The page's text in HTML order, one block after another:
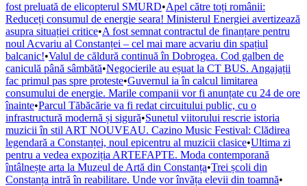
fost preluată de elicopterul SMURD•Apel către toți românii:
Reduceți consumul de energie seara! Ministerul Energiei avertizează
asupra situației critice•A fost semnat contractul de finanțare pentru
noul Acvariu al Constanței – cel mai mare acvariu din spațiul
balcanic!•Valul de căldură continuă în Dobrogea. Cod galben de
caniculă până sâmbătă•Negocierile au eșuat la CT BUS. Angajații
fac primul pas spre proteste•Guvernul ia în calcul limitarea
consumului de energie. Marile companii vor fi anunțate cu 24 de ore
înainte•Parcul Tăbăcărie va fi redat circuitului public, cu o
infrastructură modernă și sigură•Sunetul viitorului rescrie istoria
muzicii în stil ART NOUVEAU. Cazino Music Festival: Clădirea
legendară a Constanței, noul epicentru al muzicii clasice•Ultima zi
pentru a vedea expoziția ARTEFAPTE. Moda contemporană
întâlnește arta la Muzeul de Artă din Constanța•Trei școli din
Constanța intră în reabilitare. Unde vor învăța elevii din toamnă•